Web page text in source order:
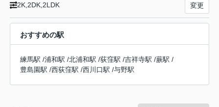
2K,2DK,2LDK 変更
おすすめの駅
練馬駅 /浦和駅 /北浦和駅 /荻窪駅 /吉祥寺駅 /蕨駅 /
豊島園駅 /西荻窪駅 /西川口駅 /与野駅